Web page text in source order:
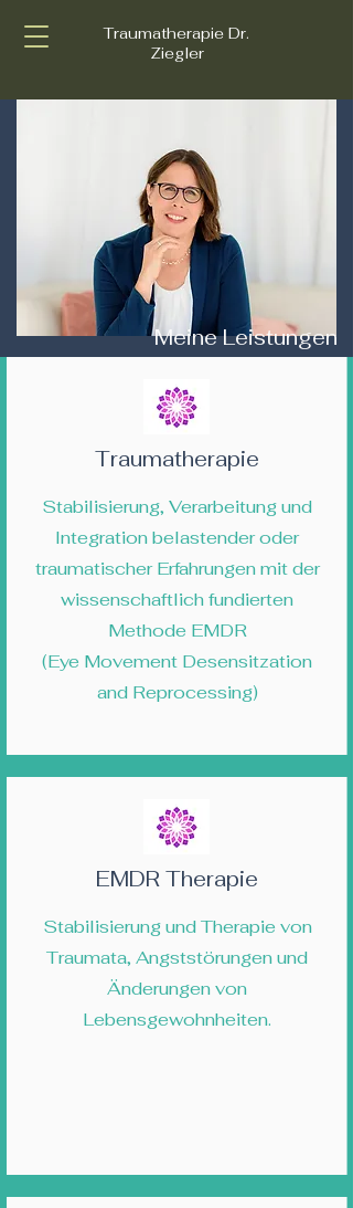
Traumatherapie Dr.
Ziegler
Meine Leistungen
Traumatherapie
Stabilisierung, Verarbeitung und
Integration belastender oder
traumatischer Erfahrungen mit der
wissenschaftlich fundierten
Methode EMDR
(Eye Movement Desensitzation
and Reprocessing)
EMDR Therapie
Stabilisierung und Therapie von
Traumata, Angststörungen und
Änderungen von
Lebensgewohnheiten.